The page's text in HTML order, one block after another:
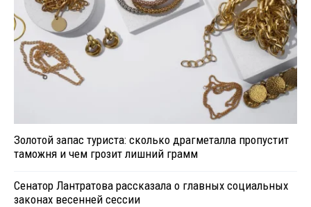
Золотой запас туриста: сколько драгметалла пропустит
таможня и чем грозит лишний грамм
Сенатор Лантратова рассказала о главных социальных
законах весенней сессии